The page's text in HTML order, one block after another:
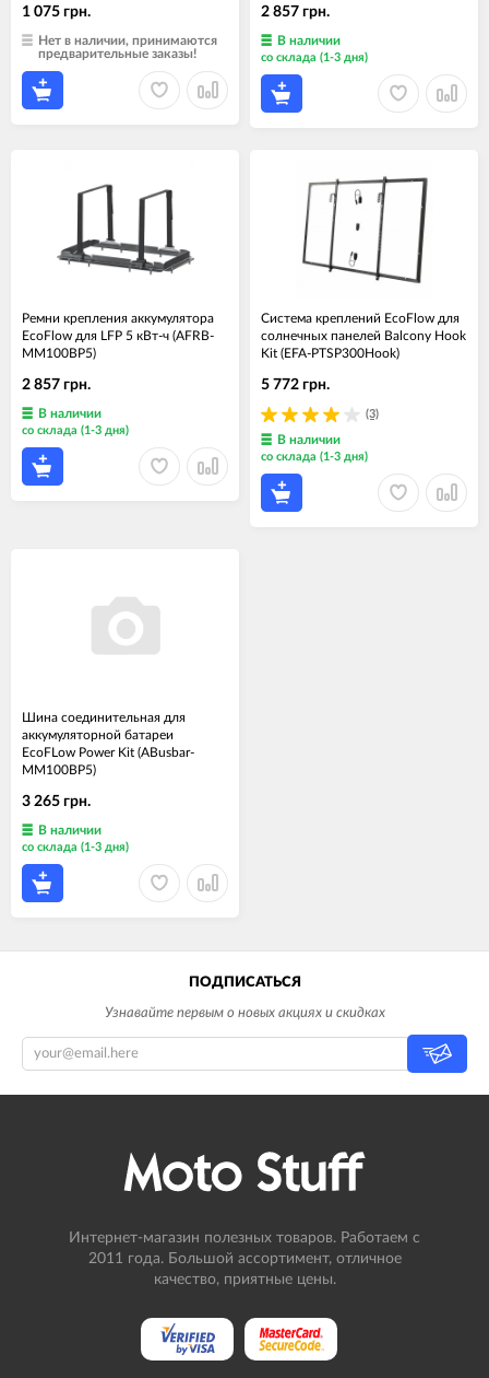
1 075 грн.
Нет в наличии, принимаются
предварительные заказы!
2 857 грн.
В наличии
со склада (1-3 дня)
Ремни крепления аккумулятора
EcoFlow для LFP 5 кВт-ч (AFRB-
MM100BP5)
2 857 грн.
В наличии
со склада (1-3 дня)
Система креплений EcoFlow для
солнечных панелей Balcony Hook
Kit (EFA-PTSP300Hook)
(3)
5 772 грн.
В наличии
со склада (1-3 дня)
Шина соединительная для
аккумуляторной батареи
EcoFLow Power Kit (ABusbar-
MM100BP5)
3 265 грн.
В наличии
со склада (1-3 дня)
ПОДПИСАТЬСЯ
Узнавайте первым о новых акциях и скидках
Интернет-магазин полезных товаров. Работаем с
2011 года. Большой ассортимент, отличное
качество, приятные цены.